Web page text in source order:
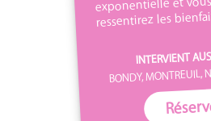
ressentirez les
INTERVIENT
BONDY, MONTREUIL,